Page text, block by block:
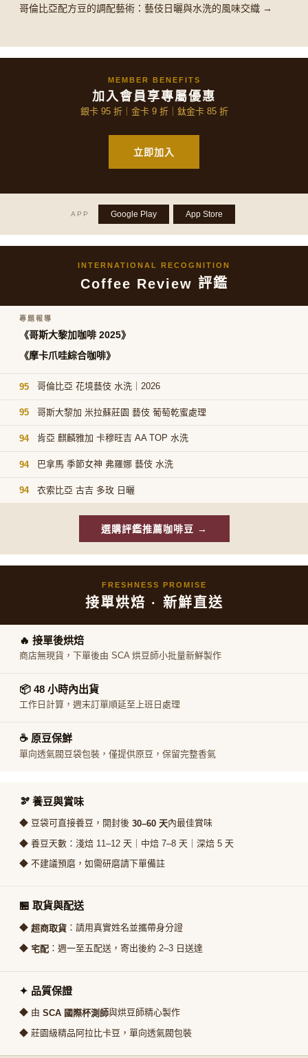
哥倫比亞配方豆的調配藝術：藝伎日曬與水洗的風味交織 →
MEMBER BENEFITS
加入會員享專屬優惠
銀卡 95 折｜金卡 9 折｜鈦金卡 85 折
立即加入
APP Google Play App Store
INTERNATIONAL RECOGNITION
Coffee Review 評鑑
專題報導
《哥斯大黎加咖啡 2025》
《摩卡爪哇綜合咖啡》
95 哥倫比亞 花境藝伎 水洗｜2026
95 哥斯大黎加 米拉蘇莊園 藝伎 葡萄乾蜜處理
94 肯亞 麒麟雅加 卡穆旺吉 AA TOP 水洗
94 巴拿馬 季節女神 弗羅娜 藝伎 水洗
94 衣索比亞 古吉 多玫 日曬
選購評鑑推薦咖啡豆 →
FRESHNESS PROMISE
接單烘焙 · 新鮮直送
🔥 接單後烘焙
商店無現貨，下單後由 SCA 烘豆師小批量新鮮製作
📦 48 小時內出貨
工作日計算，週末訂單順延至上班日處理
☕ 原豆保鮮
單向透氣閥豆袋包裝，僅提供原豆，保留完整香氣
🫘 養豆與賞味
◆ 豆袋可直接養豆，開封後 30–60 天內最佳賞味
◆ 養豆天數：淺焙 11–12 天｜中焙 7–8 天｜深焙 5 天
◆ 不建議預磨，如需研磨請下單備註
🏪 取貨與配送
◆ 超商取貨 ：請用真實姓名並攜帶身分證
◆ 宅配 ：週一至五配送，寄出後約 2–3 日送達
✦ 品質保證
◆ 由 SCA 國際杯測師與烘豆師精心製作
◆ 莊園級精品阿拉比卡豆，單向透氣閥包裝